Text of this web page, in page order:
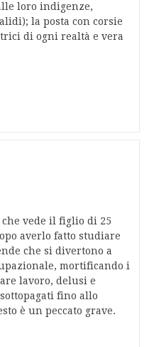
loro indigenze,
la posta con corsie
di ogni realtà e vera
vede il figlio di 25
averlo fatto studiare
che si divertono a
mortificando i
lavoro, delusi e
fino allo
è un peccato grave.